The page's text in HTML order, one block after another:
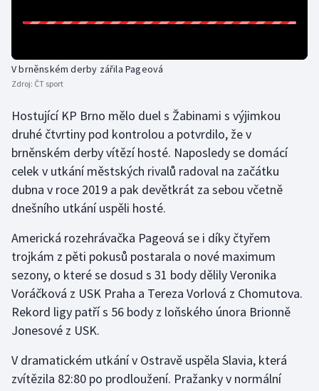
Jezdectví
Krasobruslení
Lezení
Lyže a snowboard
Moderní pětiboj
Motorsport
Olympijské hry
Plavání
V brněnském derby zářila Pageová
Zdroj: ČT sport
Hostující KP Brno mělo duel s Žabinami s výjimkou
druhé čtvrtiny pod kontrolou a potvrdilo, že v
brněnském derby vítězí hosté. Naposledy se domácí
celek v utkání městských rivalů radoval na začátku
dubna v roce 2019 a pak devětkrát za sebou včetně
dnešního utkání uspěli hosté.
Americká rozehrávačka Pageová se i díky čtyřem
trojkám z pěti pokusů postarala o nové maximum
sezony, o které se dosud s 31 body dělily Veronika
Voráčková z USK Praha a Tereza Vorlová z Chomutova.
Rekord ligy patří s 56 body z loňského února Brionně
Jonesové z USK.
V dramatickém utkání v Ostravě uspěla Slavia, která
zvítězila 82:80 po prodloužení. Pražanky v normální